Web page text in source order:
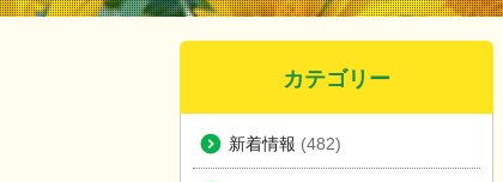
カテゴリー
新着情報 (482)